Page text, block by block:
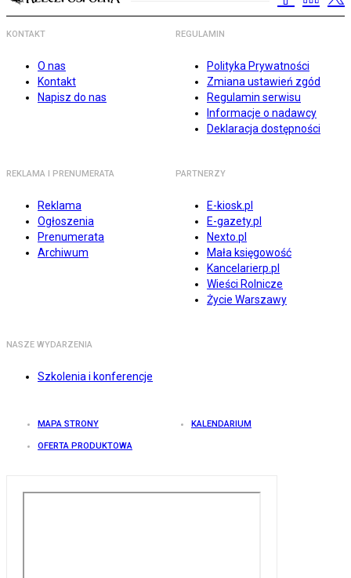
KONTAKT
O nas
Kontakt
Napisz do nas
REGULAMIN
Polityka Prywatności
Zmiana ustawień zgód
Regulamin serwisu
Informacje o nadawcy
Deklaracja dostępności
REKLAMA I PRENUMERATA
Reklama
Ogłoszenia
Prenumerata
Archiwum
PARTNERZY
E-kiosk.pl
E-gazety.pl
Nexto.pl
Mała księgowość
Kancelarierp.pl
Wieści Rolnicze
Życie Warszawy
NASZE WYDARZENIA
Szkolenia i konferencje
MAPA STRONY KALENDARIUM
OFERTA PRODUKTOWA